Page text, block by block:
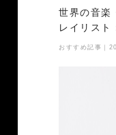
世界の音楽
レイリスト
おすすめ記事｜